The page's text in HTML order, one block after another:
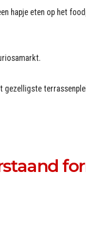
hapje eten op het